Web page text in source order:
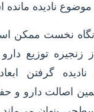
نادیده
نخست ممکن
زنجیره توزیع
گرفتن
اصالت دارو